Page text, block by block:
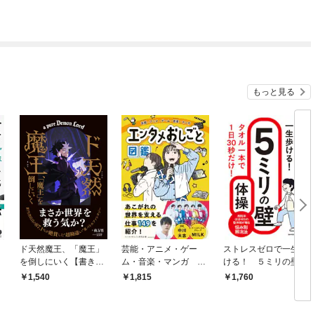
もっと見る
ド天然魔王、「魔王」
を倒しにいく【書き下
ろしSS付き】
1,540
芸能・アニメ・ゲー
ム・音楽・マンガ エ
ンタメおしごと図鑑
1,815
ストレスゼロで一生歩
ける！ ５ミリの壁体
操1,760